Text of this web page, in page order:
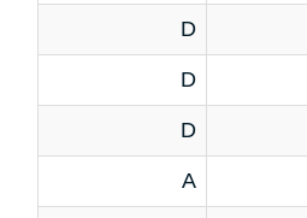
D
D
D
A